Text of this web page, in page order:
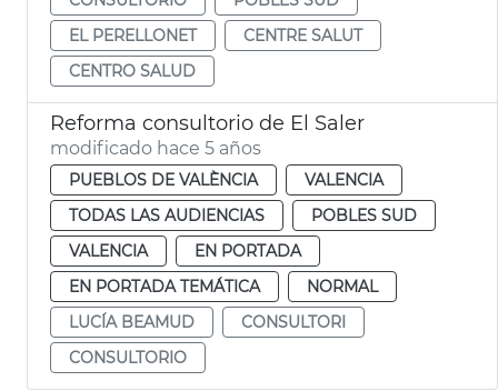
EL PERELLONET
CENTRE SALUT
CENTRO SALUD
Reforma consultorio de El Saler
modificado hace 5 años
PUEBLOS DE VALÈNCIA
VALENCIA
TODAS LAS AUDIENCIAS
POBLES SUD
VALENCIA
EN PORTADA
EN PORTADA TEMÁTICA
NORMAL
LUCÍA BEAMUD
CONSULTORI
CONSULTORIO